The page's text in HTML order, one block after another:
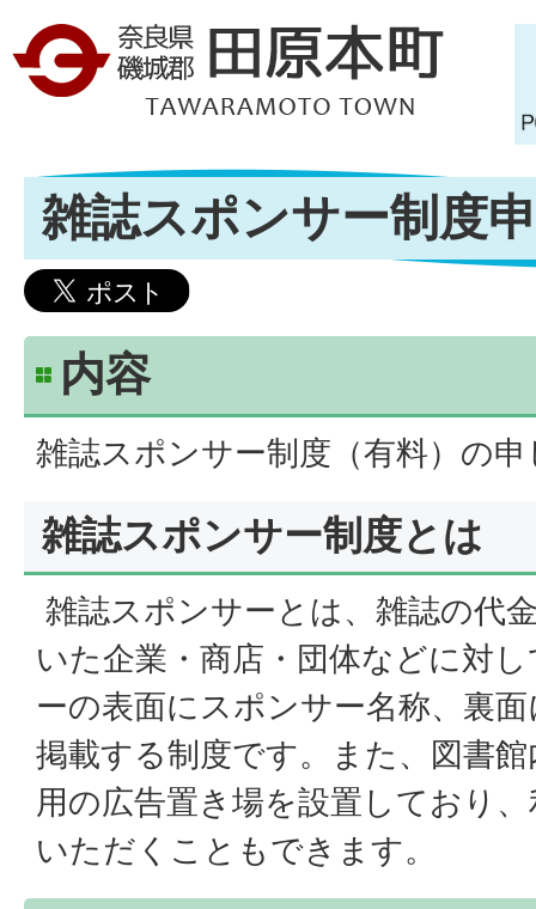
雑誌スポンサー制度
内容
雑誌スポンサー制度（有料）の
雑誌スポンサー制度とは
雑誌スポンサーとは、雑誌の代
いた企業・商店・団体などに対
ーの表面にスポンサー名称、裏
掲載する制度です。また、図書
用の広告置き場を設置しており
いただくこともできます。